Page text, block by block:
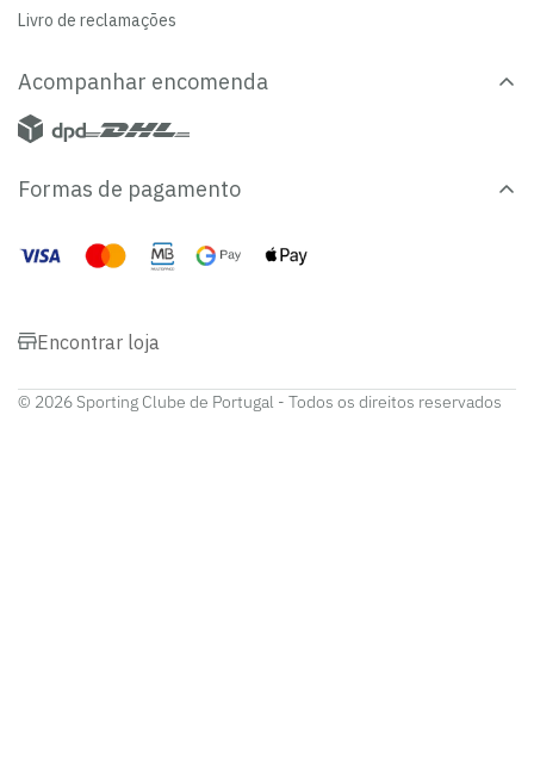
Livro de reclamações
Acompanhar encomenda
Formas de pagamento
Encontrar loja
© 2026 Sporting Clube de Portugal - Todos os direitos reservados